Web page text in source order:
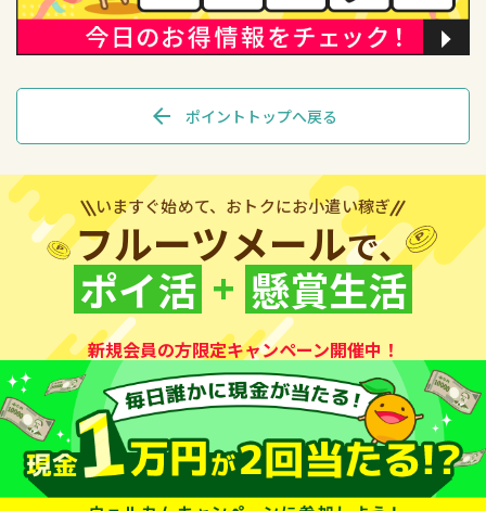
arrow_back ポイントトップへ戻る
いますぐ始めて、おトクにお小遣い稼ぎ
フルーツメールで、
ポイ活 + 懸賞生活
新規会員の方限定キャンペーン開催中！